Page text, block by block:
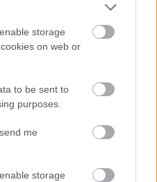
storage
on web or
to be sent to
purposes.
me
storage
οι οποίοι βεβαίως την
καμία τέτοια
όπως λέει, στο τέλος,
τσέπη πληρώνοντας...
να μην τεθεί σε
τους.